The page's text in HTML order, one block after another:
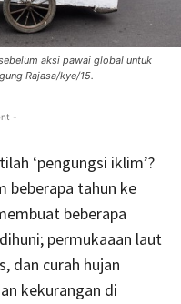
aksi pawai global untuk
Rajasa/kye/15.
-
‘pengungsi iklim’?
beberapa tahun ke
beberapa
permukaaan laut
dan curah hujan
kekurangan di